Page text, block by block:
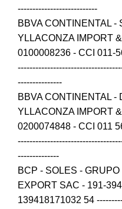
---------------------------
BBVA CONTINENTAL -
YLLACONZA IMPORT
0100008236 - CCI 011-
---------------
BBVA CONTINENTAL -
YLLACONZA IMPORT
0200074848 - CCI 011
--------------
BCP - SOLES -
EXPORT SAC - 191-
139418171032 54